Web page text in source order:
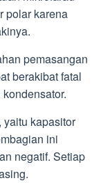
polar karena
pemasangan
berakibat fatal
kapasitor
ini
negatif. Setiap